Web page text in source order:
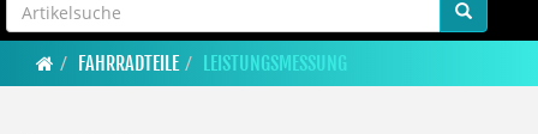
FAHRRADTEILE LEISTUNGSMESSUNG